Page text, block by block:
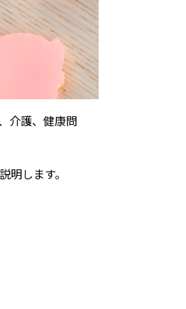
介護、健康問
します。